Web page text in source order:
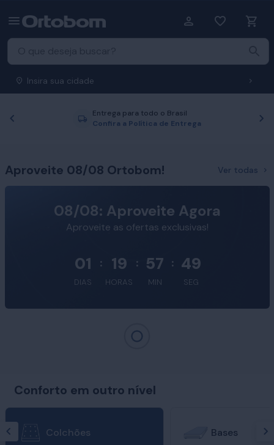
Insira sua cidade
Entrega para todo o Brasil
Confira a Política de Entrega
Anterior
Aproveite 08/08 Ortobom! Ver todas
08/08: Aproveite Agora
Aproveite as ofertas exclusivas!
01
DIAS
: 19
HORAS
: 57
MIN
: 48
SEG
Conforto em outro nível
Colchões Bases